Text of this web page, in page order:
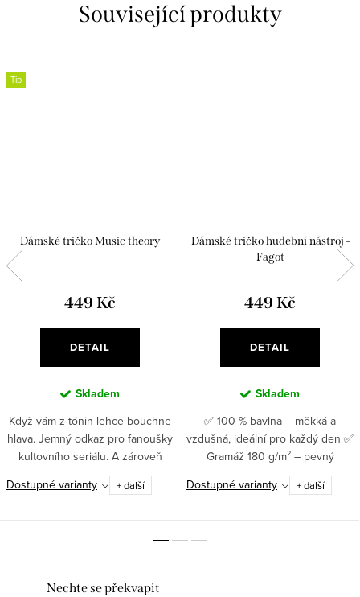
Související produkty
Tip
Dámské tričko Music theory
449 Kč
DETAIL
Skladem
Když vám z tónin lehce bouchne
hlava. Jemný odkaz pro fanoušky
kultovního seriálu. A zároveň
velmi realistická reakce na
hudební teorii.
Dostupné varianty + další
Dámské tričko hudební nástroj -
Fagot
449 Kč
DETAIL
Skladem
✅ 100 % bavlna – měkká a
vzdušná, ideální pro každý den ✅
Gramáž 180 g/m² – pevný
materiál, který zůstává krásný i
po mnoha praních✅Moderní DTF
Dostupné varianty + další
Nechte se překvapit